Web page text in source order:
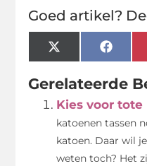
Goed artikel?
X
(Twitter)
Gerelateerde
Kies voor
katoenen tassen
katoen. Daar wil
weten toch? Het